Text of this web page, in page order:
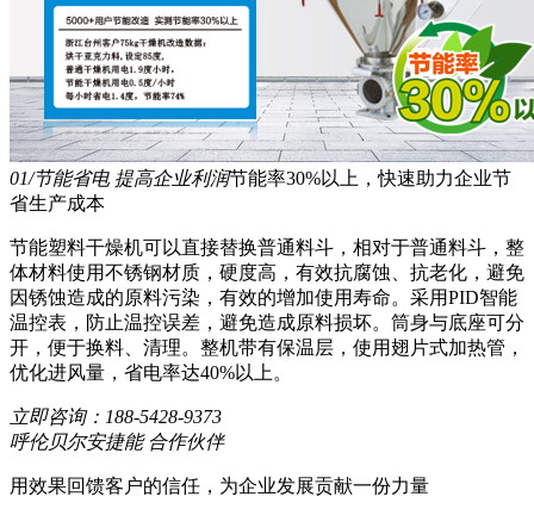
01/节能省电 提高企业利润节能率30%以上，快速助力企业节
省生产成本
节能塑料干燥机可以直接替换普通料斗，相对于普通料斗，整
体材料使用不锈钢材质，硬度高，有效抗腐蚀、抗老化，避免
因锈蚀造成的原料污染，有效的增加使用寿命。采用PID智能
温控表，防止温控误差，避免造成原料损坏。筒身与底座可分
开，便于换料、清理。整机带有保温层，使用翅片式加热管，
优化进风量，省电率达40%以上。
立即咨询： 188-5428-9373
呼伦贝尔安捷能 合作伙伴
用效果回馈客户的信任，为企业发展贡献一份力量